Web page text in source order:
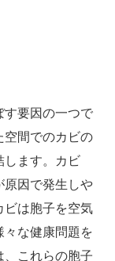
す要因の一つで
空間でのカビの
します。カビ
原因で発生しや
ビは胞子を空気
々な健康問題を
、これらの胞子